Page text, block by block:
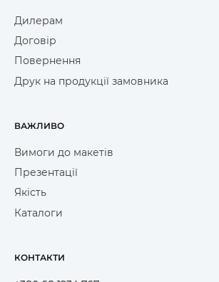
Дилерам
Договір
Повернення
Друк на продукції замовника
ВАЖЛИВО
Вимоги до макетів
Презентації
Якість
Каталоги
КОНТАКТИ